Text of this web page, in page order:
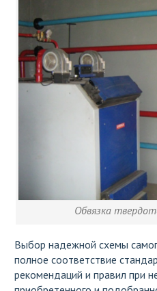
Обвязка
Выбор надежной схемы
полное соответствие
рекомендаций и правил при